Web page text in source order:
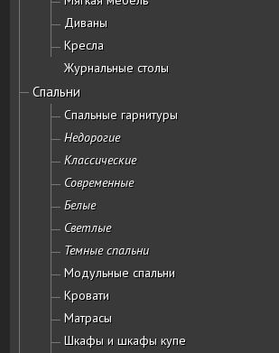
Диваны
Кресла
Журнальные столы
Спальни
Спальные гарнитуры
Недорогие
Классические
Современные
Белые
Светлые
Темные спальни
Модульные спальни
Кровати
Матрасы
Шкафы и шкафы купе